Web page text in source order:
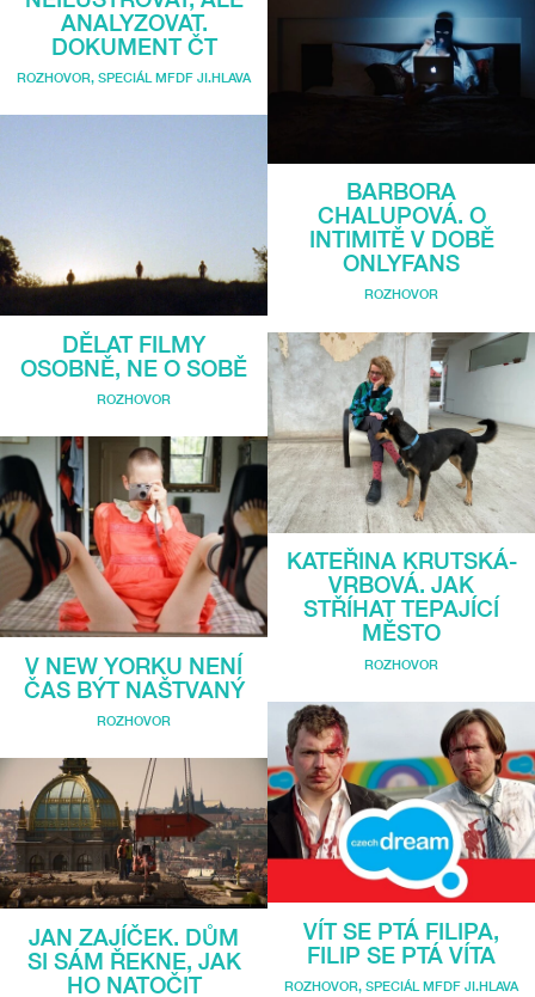
ANALYZOVAT.
DOKUMENT ČT
ROZHOVOR, SPECIÁL MFDF JI.HLAVA
DĚLAT FILMY
OSOBNĚ, NE O SOBĚ
ROZHOVOR
V NEW YORKU NENÍ
ČAS BÝT NAŠTVANÝ
ROZHOVOR
JAN ZAJÍČEK. DŮM
SI SÁM ŘEKNE, JAK
HO NATOČIT
BARBORA
CHALUPOVÁ. O
INTIMITĚ V DOBĚ
ONLYFANS
ROZHOVOR
KATEŘINA KRUTSKÁ-
VRBOVÁ. JAK
STŘÍHAT TEPAJÍCÍ
MĚSTO
ROZHOVOR
VÍT SE PTÁ FILIPA,
FILIP SE PTÁ VÍTA
ROZHOVOR SPECIÁL MFDF JI.HLAVA